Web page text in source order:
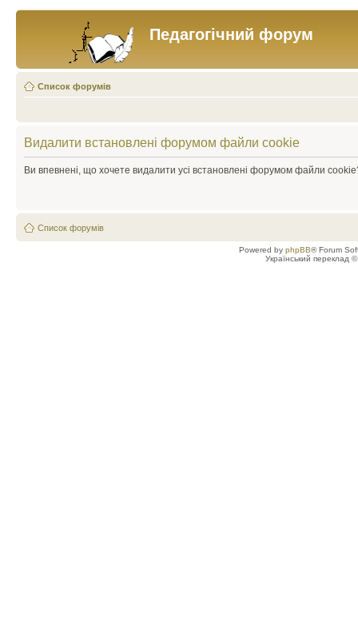
Педагогічний форум
Список форумів
Видалити встановлені форумом файли cookie
Ви впевнені, що хочете видалити усі встановлені форумом файли
Список форумів
Powered by phpBB® Forum
Український переклад